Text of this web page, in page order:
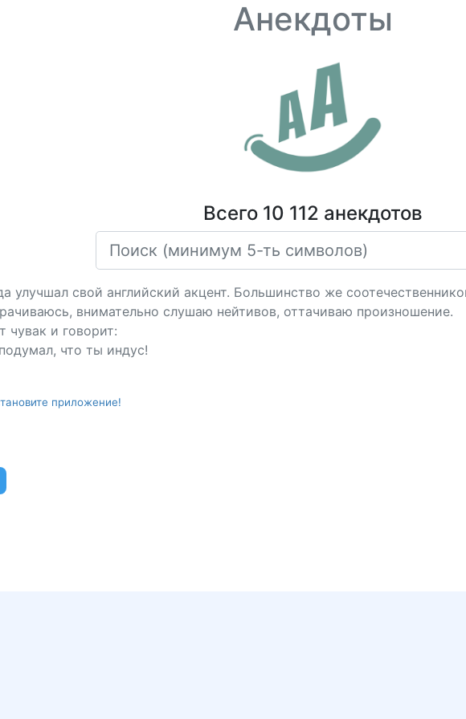
Анекдоты
Всего 10 112 анекдотов
улучшал свой английский акцент. Большинство же
внимательно слушаю нейтивов, оттачиваю произношение.
чувак и говорит:
что ты индус!
приложение!